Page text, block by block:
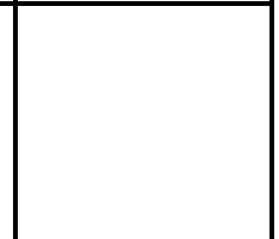
Ширина: 180 см